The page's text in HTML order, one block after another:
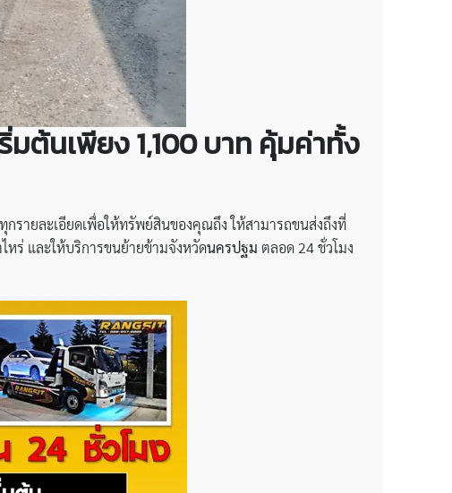
มต้นเพียง 1,100 บาท คุ้มค่าทั้ง
รายละเอียดเพื่อให้ทรัพย์สินของคุณถึง ให้สามารถขนส่งถึงที่
หร่ และให้บริการขนย้ายข้ามจังหวัดนครปฐม ตลอด 24 ชั่วโมง